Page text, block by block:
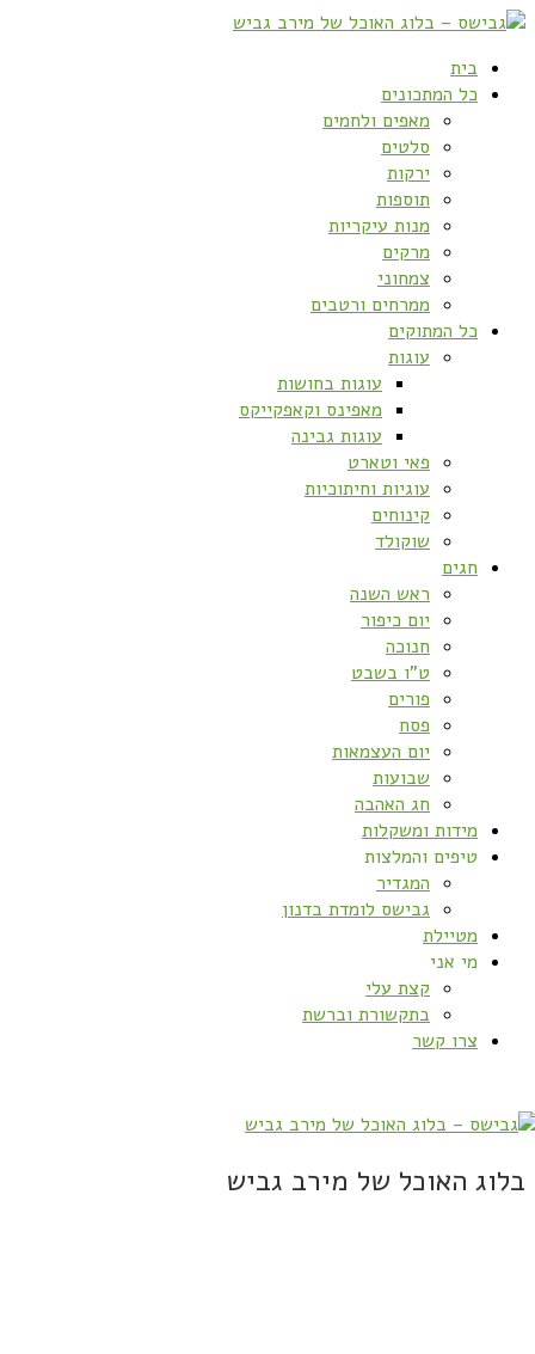
בית
כל המתכונים
מאפים ולחמים
סלטים
ירקות
תוספות
מנות עיקריות
מרקים
צמחוני
ממרחים ורטבים
כל המתוקים
עוגות
עוגות בחושות
מאפינס וקאפקייקס
עוגות גבינה
פאי וטארט
עוגיות וחיתוכיות
קינוחים
שוקולד
חגים
ראש השנה
יום כיפור
חנוכה
ט”ו בשבט
פורים
פסח
יום העצמאות
שבועות
חג האהבה
מידות ומשקלות
טיפים והמלצות
המגדיר
גבישס לומדת בדנון
מטיילת
מי אני
קצת עלי
בתקשורת וברשת
צרו קשר
בלוג האוכל של מירב גביש